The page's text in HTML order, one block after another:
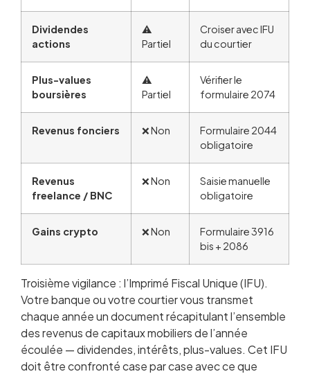
Dividendes
actions
⚠️
Partiel
Croiser avec IFU
du courtier
Plus-values
boursières
⚠️
Partiel
Vérifier le
formulaire 2074
Revenus fonciers ❌ Non
Formulaire 2044
obligatoire
Revenus
freelance / BNC
❌ Non
Saisie manuelle
obligatoire
Gains crypto ❌ Non
Formulaire 3916
bis + 2086
Troisième vigilance : l’Imprimé Fiscal Unique (IFU).
Votre banque ou votre courtier vous transmet
chaque année un document récapitulant l’ensemble
des revenus de capitaux mobiliers de l’année
écoulée — dividendes, intérêts, plus-values. Cet IFU
doit être confronté case par case avec ce que